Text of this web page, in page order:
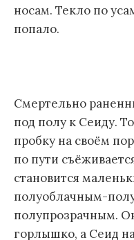
носам. Текло по
попало.
Смертельно
под полу к Сеиду.
пробку на своём
по пути
становится
полуоблачным-
полупрозрачным.
горлышко, а Сеид